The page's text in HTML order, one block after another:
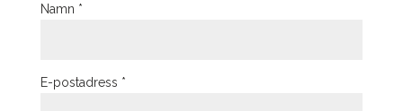
Namn *
E-postadress *